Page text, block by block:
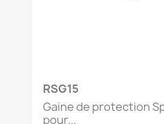
RSG15
Gaine de protection
pour...